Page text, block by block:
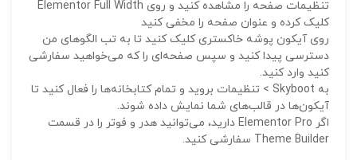
تنظیمات صفحه را مشاهده کنید و روی Elementor Full Width
کلیک کرده و عنوان صفحه را مخفی کنید
روی آیکون پوشه خاکستری کلیک کنید تا به تب الگوهای من
دسترسی پیدا کنید و سپس صفحه‌ای را که می‌خواهید سفارشی
کنید وارد کنید.
به Skyboot > تنظیمات بروید و تمام کتابخانه‌ها را فعال کنید تا
آیکون‌ها در قالب‌های شما نمایش داده شوند.
اگر Elementor Pro دارید، می‌توانید هدر و فوتر را در قسمت
Theme Builder سفارشی کنید.